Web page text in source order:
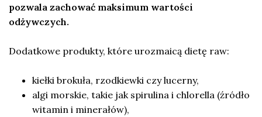
pozwala zachować maksimum wartości
odżywczych.
Dodatkowe produkty, które urozmaicą dietę raw:
kiełki brokuła, rzodkiewki czy lucerny,
algi morskie, takie jak spirulina i chlorella (źródło
witamin i minerałów),